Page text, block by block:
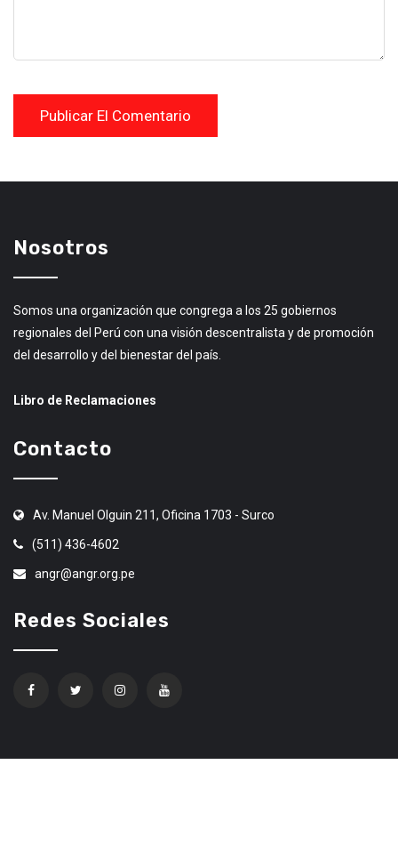
Nosotros
Somos una organización que congrega a los 25 gobiernos
regionales del Perú con una visión descentralista y de promoción
del desarrollo y del bienestar del país.
Libro de Reclamaciones
Contacto
Av. Manuel Olguin 211, Oficina 1703 - Surco
(511) 436-4602
angr@angr.org.pe
Redes Sociales